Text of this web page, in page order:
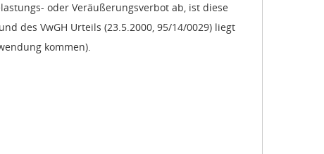
oder Veräußerungsverbot ab, ist diese
des VwGH Urteils (23.5.2000, 95/14/0029) liegt
kommen).